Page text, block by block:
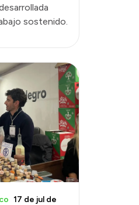
sostenido.
17 de jul de